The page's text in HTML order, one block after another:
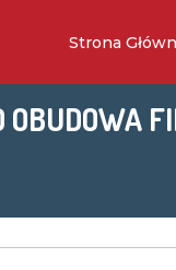
Strona
OBUDOWA